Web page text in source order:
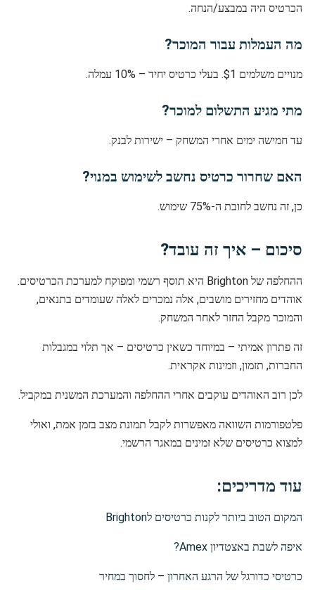
הכרטיס היה במבצע/הנחה.
מה העמלות עבור המוכר?
מנויים משלמים $1. בעלי כרטיס יחיד – 10% עמלה.
מתי מגיע התשלום למוכר?
עד חמישה ימים אחרי המשחק – ישירות לבנק.
האם שחרור כרטיס נחשב לשימוש במנוי?
כן, זה נחשב לחובת ה-75% שימוש.
סיכום – איך זה עובד?
ההחלפה של Brighton היא תוסף רשמי ומפוקח למערכת הכרטיסים.
אוהדים מחזירים מושבים, אלה נמכרים לאלה שעומדים בתנאים,
והמוכר מקבל החזר לאחר המשחק.
זה פתרון אמיתי – במיוחד כשאין כרטיסים – אך תלוי במגבלות
החברות, תזמון, וזמינות אקראית.
לכן רוב האוהדים עוקבים אחרי ההחלפה והמערכת המשנית במקביל.
פלטפורמות השוואה מאפשרות לקבל תמונת מצב בזמן אמת, ואולי
למצוא כרטיסים שלא זמינים במאגר הרשמי.
עוד מדריכים:
המקום הטוב ביותר לקנות כרטיסים לBrighton
איפה לשבת באצטדיון Amex?
כרטיסי כדורגל של הרגע האחרון – לחסוך במחיר